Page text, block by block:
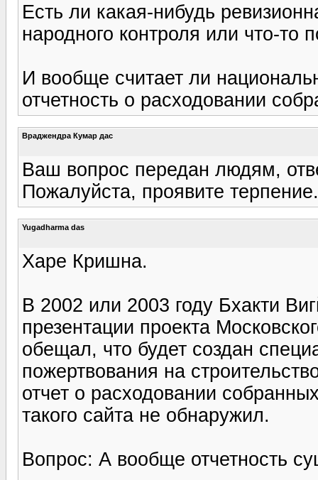
Есть ли какая-нибудь
народного контроля или что-то
И вообще считает ли
отчетность о расходовании
Враджендра Кумар дас
Ваш вопрос передан людям,
Пожалуйста, проявите терпение.
Yugadharma das
Харе Кришна.
В 2002 или 2003 году Бхакти
презентации проекта
обещал, что будет создан
пожертвования на
отчет о расходовании
такого сайта не обнаружил.
Вопрос: А вообще отчетность